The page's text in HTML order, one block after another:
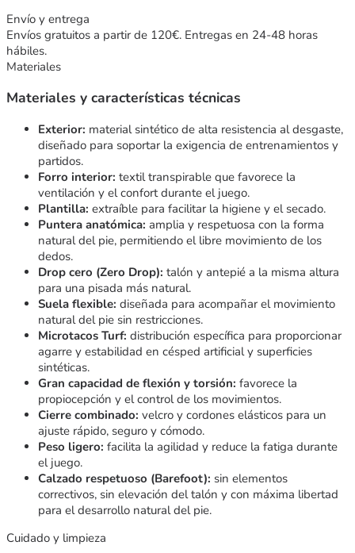
Envío y entrega
Envíos gratuitos a partir de 120€. Entregas en 24-48 horas
hábiles.
Materiales
Materiales y características técnicas
Exterior: material sintético de alta resistencia al desgaste,
diseñado para soportar la exigencia de entrenamientos y
partidos.
Forro interior: textil transpirable que favorece la
ventilación y el confort durante el juego.
Plantilla: extraíble para facilitar la higiene y el secado.
Puntera anatómica: amplia y respetuosa con la forma
natural del pie, permitiendo el libre movimiento de los
dedos.
Drop cero (Zero Drop): talón y antepié a la misma altura
para una pisada más natural.
Suela flexible: diseñada para acompañar el movimiento
natural del pie sin restricciones.
Microtacos Turf: distribución específica para proporcionar
agarre y estabilidad en césped artificial y superficies
sintéticas.
Gran capacidad de flexión y torsión: favorece la
propiocepción y el control de los movimientos.
Cierre combinado: velcro y cordones elásticos para un
ajuste rápido, seguro y cómodo.
Peso ligero: facilita la agilidad y reduce la fatiga durante
el juego.
Calzado respetuoso (Barefoot): sin elementos
correctivos, sin elevación del talón y con máxima libertad
para el desarrollo natural del pie.
Cuidado y limpieza